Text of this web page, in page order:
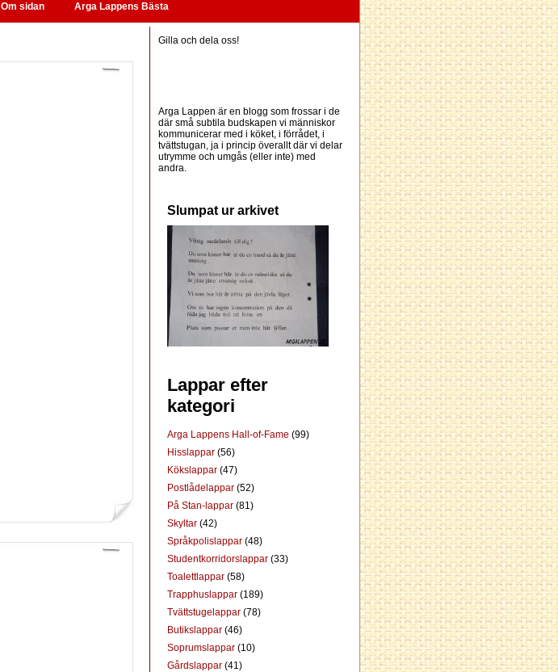
Om sidan Arga Lappens Bästa
Gilla och dela oss!
Arga Lappen är en blogg som frossar i de
där små subtila budskapen vi människor
kommunicerar med i köket, i förrådet, i
tvättstugan, ja i princip överallt där vi delar
utrymme och umgås (eller inte) med
andra.
Slumpat ur arkivet
Lappar efter
kategori
Arga Lappens Hall-of-Fame (99)
Hisslappar (56)
Kökslappar (47)
Postlådelappar (52)
På Stan-lappar (81)
Skyltar (42)
Språkpolislappar (48)
Studentkorridorslappar (33)
Toalettlappar (58)
Trapphuslappar (189)
Tvättstugelappar (78)
Butikslappar (46)
Soprumslappar (10)
Gårdslappar (41)